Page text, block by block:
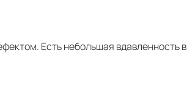
Есть небольшая вдавленность